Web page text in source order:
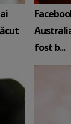
fost b...